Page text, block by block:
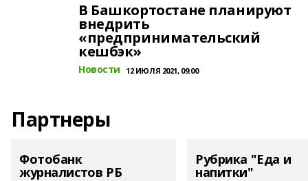
В Башкортостане планируют
внедрить
«предпринимательский
кешбэк»
Новости 12 ИЮЛЯ 2021, 09:00
Партнеры
Фотобанк
журналистов РБ
Рубрика "Еда и
напитки"